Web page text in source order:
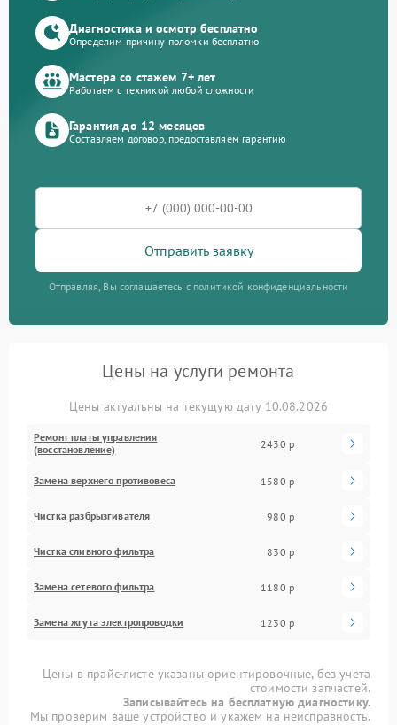
Диагностика и осмотр бесплатно
Определим причину поломки бесплатно
Мастера со стажем 7+ лет
Работаем с техникой любой сложности
Гарантия до 12 месяцев
Составляем договор, предоставляем гарантию
Отправить заявку
Отправляя, Вы соглашаетесь с политикой конфиденциальности
Цены на услуги ремонта
Цены актуальны на текущую дату 10.08.2026
Ремонт платы управления
(восстановление)
2430 р
Замена верхнего противовеса 1580 р
Чистка разбрызгивателя 980 р
Чистка сливного фильтра 830 р
Замена сетевого фильтра 1180 р
Замена жгута электропроводки 1230 р
Цены в прайс-листе указаны ориентировочные, без учета
стоимости запчастей.
Записывайтесь на бесплатную диагностику.
Мы проверим ваше устройство и укажем на неисправность.